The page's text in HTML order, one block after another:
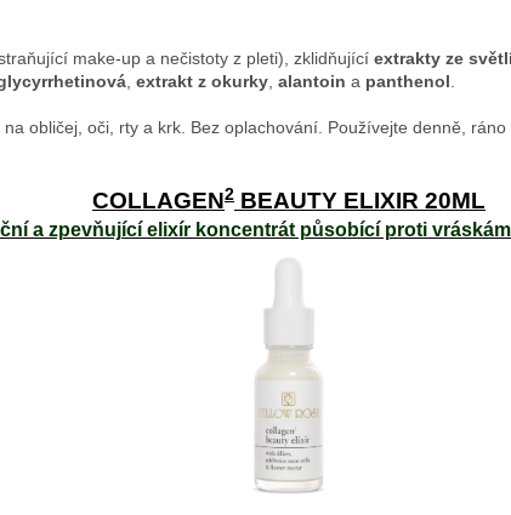
make-up a nečistoty z pleti), zklidňující extrakty ze
extrakt z okurky alantoin a panthenol
obličej, oči, rty a krk. Bez oplachování. Používejte denně, ráno
COLLAGEN2 BEAUTY ELIXIR 20ML
a zpevňující elixír koncentrát působící proti